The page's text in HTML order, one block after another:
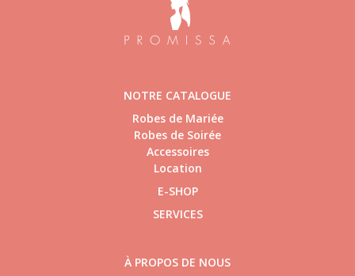
NOTRE CATALOGUE
Robes de Mariée
Robes de Soirée
Accessoires
Location
E-SHOP
SERVICES
À PROPOS DE NOUS